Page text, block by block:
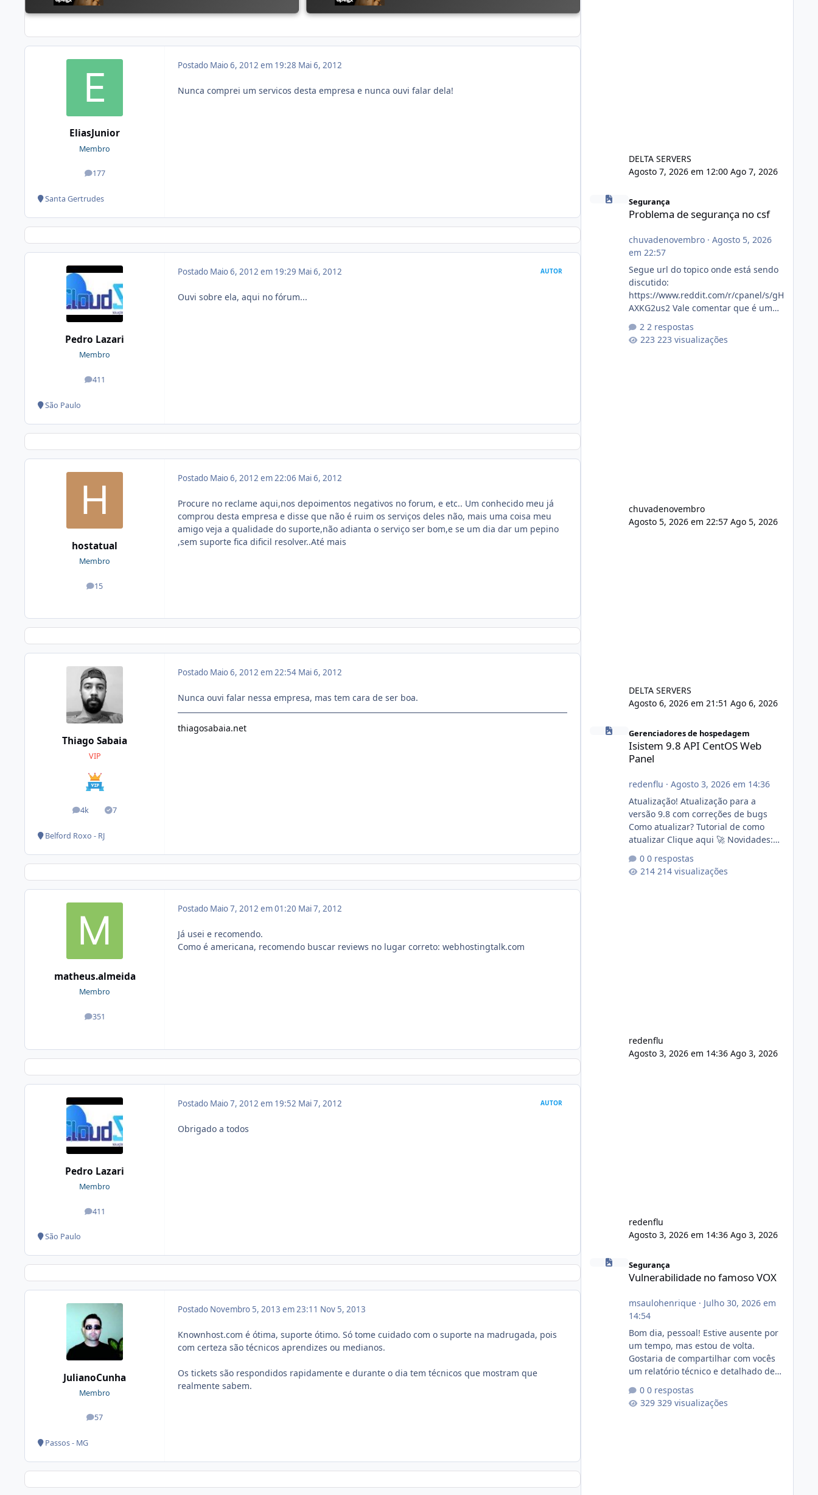
EliasJunior
Membro
177
posts
Santa Gertrudes
Postado Maio 6, 2012 em 19:28 Mai 6, 2012
Nunca comprei um servicos desta empresa e nunca ouvi falar dela!
Pedro Lazari
Membro
411
posts
São Paulo
Postado Maio 6, 2012 em 19:29 Mai 6, 2012 AUTOR
Ouvi sobre ela, aqui no fórum...
hostatual
Membro
15
posts
Postado Maio 6, 2012 em 22:06 Mai 6, 2012
Procure no reclame aqui,nos depoimentos negativos no forum, e etc.. Um conhecido meu já
comprou desta empresa e disse que não é ruim os serviços deles não, mais uma coisa meu
amigo veja a qualidade do suporte,não adianta o serviço ser bom,e se um dia dar um pepino
,sem suporte fica dificil resolver..Até mais
Thiago Sabaia
VIP
4k
posts 7
Soluções
Belford Roxo - RJ
Postado Maio 6, 2012 em 22:54 Mai 6, 2012
Nunca ouvi falar nessa empresa, mas tem cara de ser boa.
thiagosabaia.net
matheus.almeida
Membro
351
posts
Postado Maio 7, 2012 em 01:20 Mai 7, 2012
Já usei e recomendo.
Como é americana, recomendo buscar reviews no lugar correto: webhostingtalk.com
Pedro Lazari
Membro
411
posts
São Paulo
Postado Maio 7, 2012 em 19:52 Mai 7, 2012 AUTOR
Obrigado a todos
JulianoCunha
Membro
57
posts
Passos - MG
Postado Novembro 5, 2013 em 23:11 Nov 5, 2013
Knownhost.com é ótima, suporte ótimo. Só tome cuidado com o suporte na madrugada, pois
com certeza são técnicos aprendizes ou medianos.
Os tickets são respondidos rapidamente e durante o dia tem técnicos que mostram que
realmente sabem.
DELTA SERVERS
Agosto 7, 2026 em 12:00 Ago 7, 2026
Problema de segurança no csf
Segurança
Problema de segurança no csf
chuvadenovembro· Agosto 5, 2026
em 22:57
Segue url do topico onde está sendo
discutido:
https://www.reddit.com/r/cpanel/s/gH
AXKG2us2 Vale comentar que é um
pegada no da.
2 respostas
223 visualizações
chuvadenovembro
Agosto 5, 2026 em 22:57 Ago 5, 2026
DELTA SERVERS
Agosto 6, 2026 em 21:51 Ago 6, 2026
Isistem 9.8 API CentOS Web Panel
Gerenciadores de hospedagem
Isistem 9.8 API CentOS Web
Panel
redenflu · Agosto 3, 2026 em 14:36
Atualização! Atualização para a
versão 9.8 com correções de bugs
Como atualizar? Tutorial de como
atualizar Clique aqui 🚀 Novidades:
publico para consulta de sub.dominio
autorizado a usasr o isistem:
0 respostas
214 visualizações
redenflu
Agosto 3, 2026 em 14:36 Ago 3, 2026
redenflu
Agosto 3, 2026 em 14:36 Ago 3, 2026
Vulnerabilidade no famoso VOX
Segurança
Vulnerabilidade no famoso VOX
msaulohenrique· Julho 30, 2026 em
14:54
Bom dia, pessoal! Estive ausente por
um tempo, mas estou de volta.
Gostaria de compartilhar com vocês
um relatório técnico e detalhado de
conformidade referente
ao VOXPANEL (versão atualmente em
0 respostas
329 visualizações